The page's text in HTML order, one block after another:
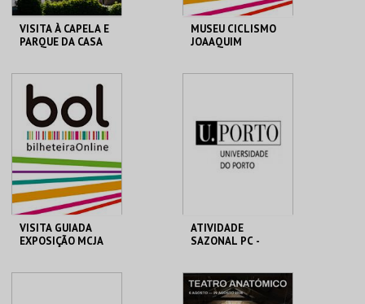
VISITA À CAPELA E
PARQUE DA CASA
FUND. DA CASA DE
MATEUS
MAIS INFO
COMPRAR
MUSEU CICLISMO
JOAAQUIM
MAIS INFO
VISITA GUIADA
EXPOSIÇÃO MCJA
ATIVIDADE
SAZONAL PC -
MHNC-UP - POLO
CENTRAL